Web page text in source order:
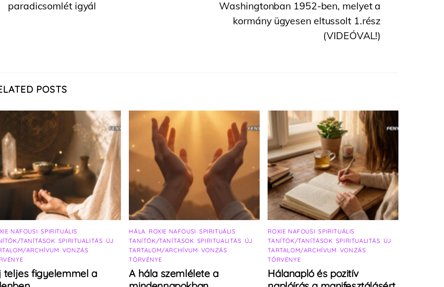
paradicsomlét igyál
Washingtonban 1952-ben, melyet a
kormány ügyesen eltussolt 1.rész
(VIDEÓVAL!)
POSTS
NAFOUSI ,SPIRITUÁLIS
TANÍTÁSOK SPIRITUALITÁS ÚJ
ARCHÍVUM VONZÁS
teljes figyelemmel a
HÁLA ROXIE NAFOUSI SPIRITUÁLIS
TANÍTÓK/TANÍTÁSOK SPIRITUALITÁS ÚJ
TARTALOM/ARCHÍVUM VONZÁS
TÖRVÉNYE
A hála szemlélete a
ROXIE NAFOUSI ,SPIRITUÁLIS
TANÍTÓK/TANÍTÁSOK SPIRITUALITÁS ÚJ
TARTALOM/ARCHÍVUM VONZÁS
TÖRVÉNYE
Hálanapló és pozitív